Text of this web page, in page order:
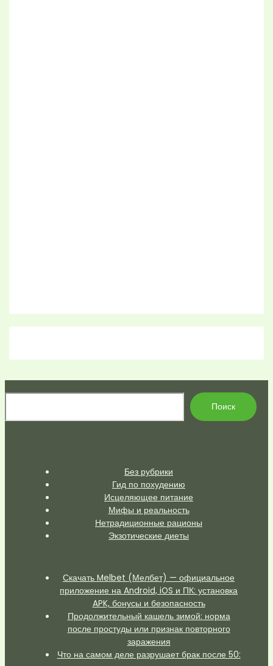
Поиск
Без рубрики
Гид по похудению
Исцеляющее питание
Мифы и реальность
Нетрадиционные рационы
Экзотические диеты
Скачать Melbet (Мелбет) — официальное
приложение на Android, iOS и ПК: установка
APK, бонусы и безопасность
Продолжительный кашель зимой: норма
после простуды или признак повторного
заражения
Что на самом деле разрушает брак после 50: